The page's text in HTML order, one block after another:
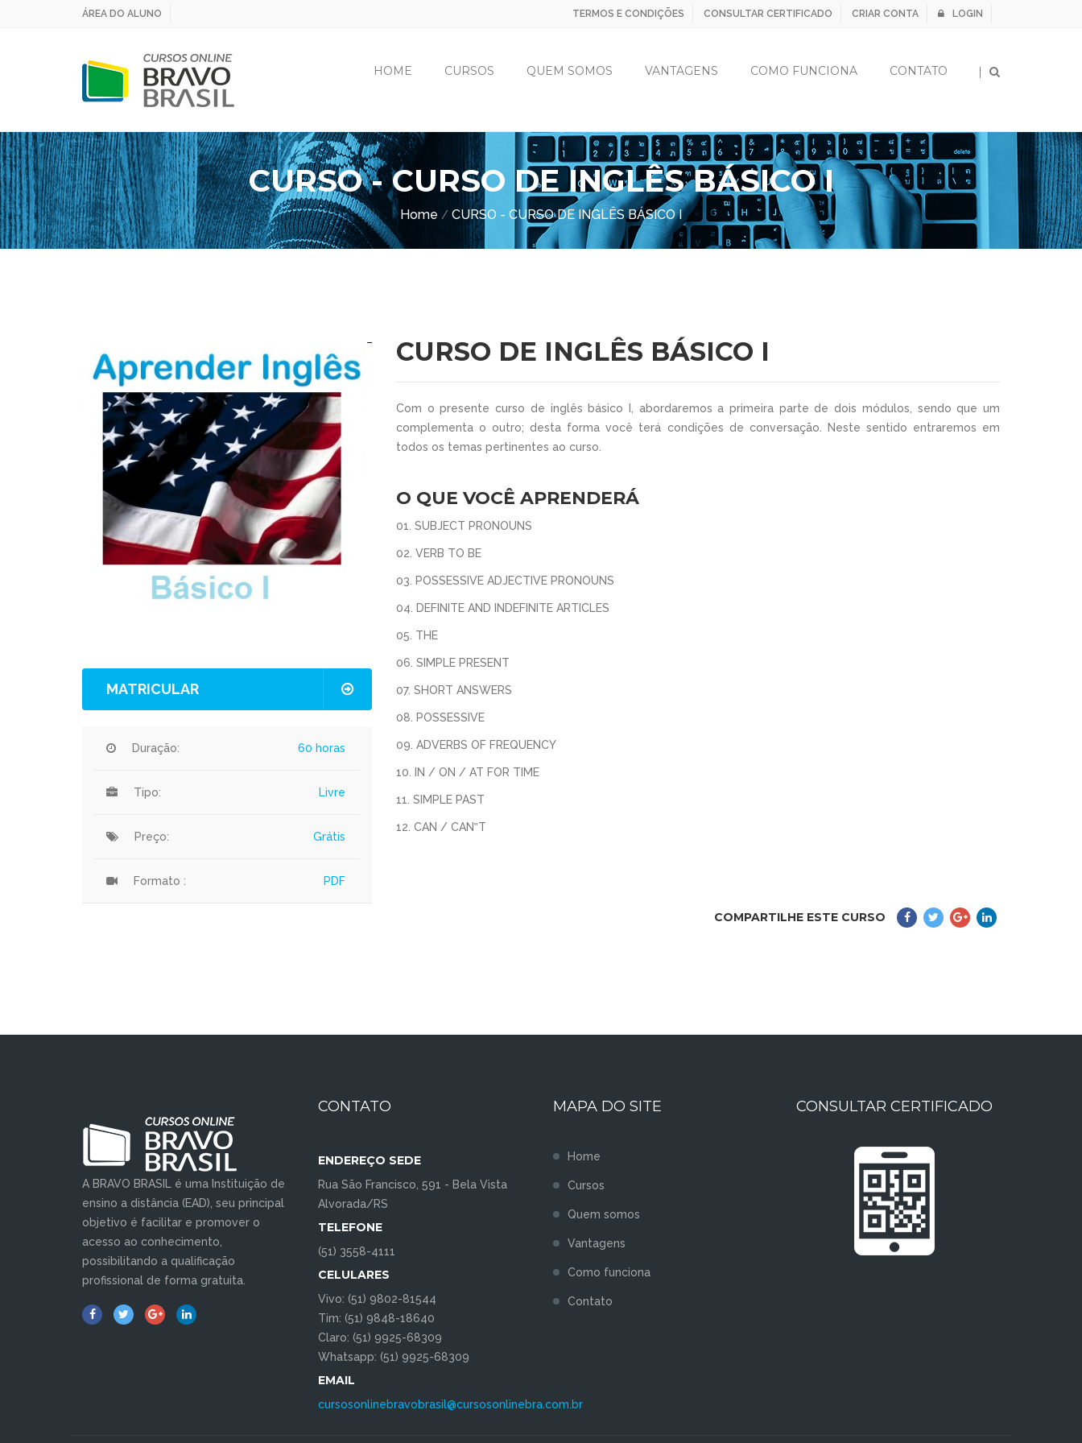
ÁREA DO ALUNO TERMOS E CONDIÇÕES CONSULTAR CERTIFICADO CRIAR CONTA LOGIN
HOME CURSOS QUEM SOMOS VANTAGENS COMO FUNCIONA CONTATO ×
CURSO - CURSO DE INGLÊS BÁSICO I
Home / CURSO - CURSO DE INGLÊS BÁSICO I
CURSO DE INGLÊS BÁSICO I
Com o presente curso de inglês básico I, abordaremos a primeira parte de dois módulos, sendo que um
complementa o outro; desta forma você terá condições de conversação. Neste sentido entraremos em
todos os temas pertinentes ao curso.
O QUE VOCÊ APRENDERÁ
01. SUBJECT PRONOUNS
02. VERB TO BE
03. POSSESSIVE ADJECTIVE PRONOUNS
04. DEFINITE AND INDEFINITE ARTICLES
05. THE
06. SIMPLE PRESENT
07. SHORT ANSWERS
08. POSSESSIVE
09. ADVERBS OF FREQUENCY
10. IN / ON / AT FOR TIME
11. SIMPLE PAST
12. CAN / CAN‟T
COMPARTILHE ESTE CURSO
MATRICULAR
Duração: 60 horas
Tipo: Livre
Preço: Grátis
Formato : PDF
A BRAVO BRASIL é uma Instituição de
ensino a distância (EAD), seu principal
objetivo é facilitar e promover o
acesso ao conhecimento,
possibilitando a qualificação
profissional de forma gratuita.
CONTATO
ENDEREÇO SEDE
Rua São Francisco, 591 - Bela Vista
Alvorada/RS
TELEFONE
(51) 3558-4111
CELULARES
Vivo: (51) 9802-81544
Tim: (51) 9848-18640
Claro: (51) 9925-68309
Whatsapp: (51) 9925-68309
EMAIL
cursosonlinebravobrasil@cursosonlinebra.com.br
MAPA DO SITE
Home
Cursos
Quem somos
Vantagens
Como funciona
Contato
CONSULTAR CERTIFICADO